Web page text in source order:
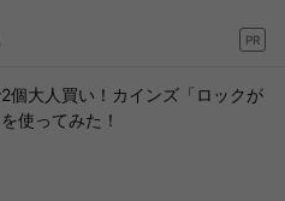
PR
個大人買い！カインズ「ロックが
使ってみた！